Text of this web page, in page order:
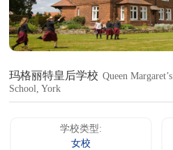
玛格丽特皇后学校 Queen Margaret’s
School, York
学校类型:
女校